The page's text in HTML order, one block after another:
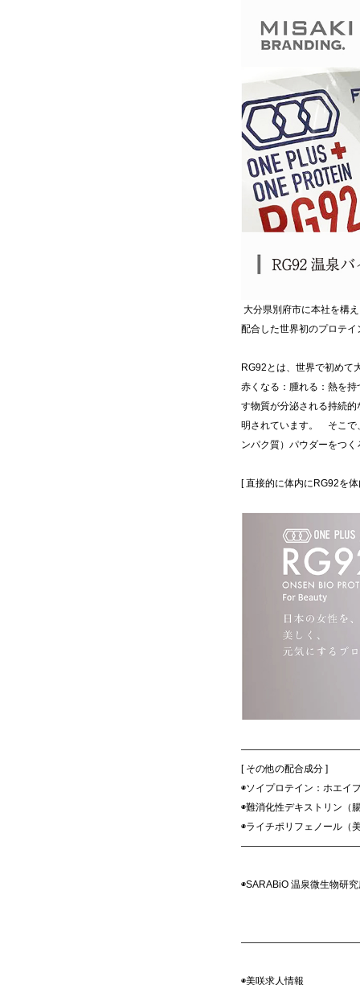
大分県別府市に本社を構
配合した世界初のプロテ
RG92とは、世界で初めて
赤くなる：腫れる：熱を
す物質が分泌される持続
明されています。 そこで
ンパク質）パウダーをつ
[ 直接的に体内にRG92を
[ その他の配合成分 ]
◉ソイプロテイン：ホエイ
◉難消化性デキストリン（
◉ライチポリフェノール（
◉SARABiO 温泉微生物研
◉美咲求人情報